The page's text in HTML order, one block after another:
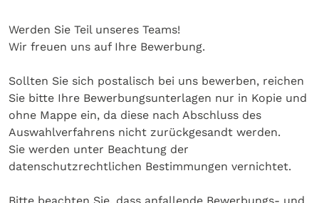
Werden Sie Teil unseres Teams!
Wir freuen uns auf Ihre Bewerbung.
Sollten Sie sich postalisch bei uns bewerben, reichen
Sie bitte Ihre Bewerbungsunterlagen nur in Kopie und
ohne Mappe ein, da diese nach Abschluss des
Auswahlverfahrens nicht zurückgesandt werden.
Sie werden unter Beachtung der
datenschutzrechtlichen Bestimmungen vernichtet.